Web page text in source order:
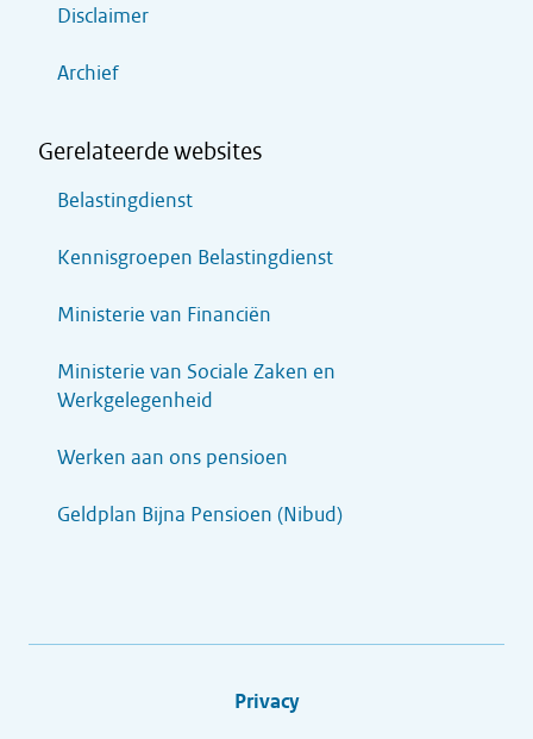
Disclaimer
Archief
Gerelateerde websites
Belastingdienst
Kennisgroepen Belastingdienst
Ministerie van Financiën
Ministerie van Sociale Zaken en
Werkgelegenheid
Werken aan ons pensioen
Geldplan Bijna Pensioen (Nibud)
Privacy